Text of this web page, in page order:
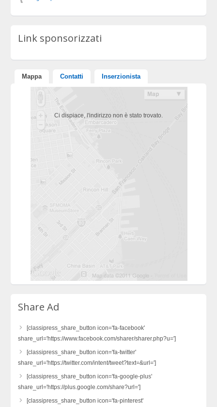
Link sponsorizzati
Mappa Contatti Inserzionista
Ci dispiace, l'indirizzo non è stato trovato.
Share Ad
[classipress_share_button icon='fa-facebook'
share_url='https://www.facebook.com/sharer/sharer.php?u=']
[classipress_share_button icon='fa-twitter'
share_url='https://twitter.com/intent/tweet?text=&url=']
[classipress_share_button icon='fa-google-plus'
share_url='https://plus.google.com/share?url=']
[classipress_share_button icon='fa-pinterest'